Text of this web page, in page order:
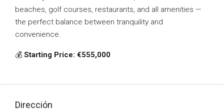
beaches, golf courses, restaurants, and all amenities —
the perfect balance between tranquility and
convenience.
💰 Starting Price: €555,000
Dirección